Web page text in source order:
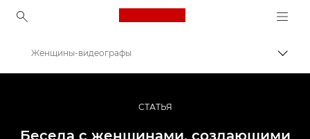
Canon Logo, back to
Профессиональная фото- и видеосъемка
Истории
Женщины-видеографы
СТАТЬЯ
Беседа с женщинами, создающими